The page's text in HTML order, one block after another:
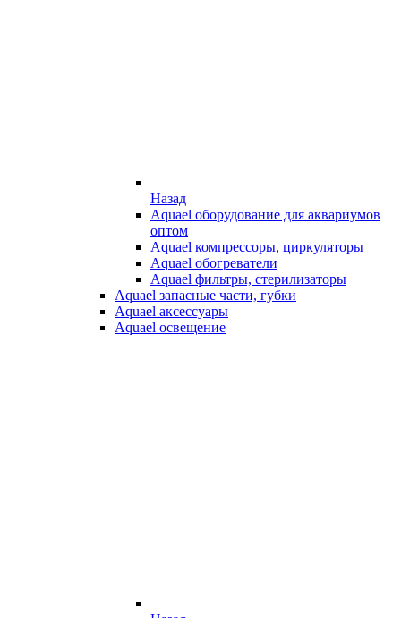
Назад
Aquael оборудование для аквариумов
оптом
Aquael компрессоры, циркуляторы
Aquael обогреватели
Aquael фильтры, стерилизаторы
Aquael запасные части, губки
Aquael аксессуары
Aquael освещение